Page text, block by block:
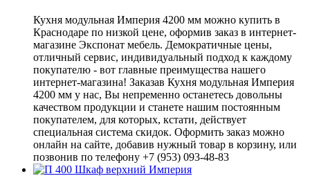
Кухня модульная Империя 4200 мм можно купить в
Краснодаре по низкой цене, оформив заказ в интернет-
магазине Экспонат мебель. Демократичные цены,
отличный сервис, индивидуальный подход к каждому
покупателю - вот главные преимущества нашего
интернет-магазина! Заказав Кухня модульная Империя
4200 мм у нас, Вы непременно останетесь довольны
качеством продукции и станете нашим постоянным
покупателем, для которых, кстати, действует
специальная система скидок. Оформить заказ можно
онлайн на сайте, добавив нужный товар в корзину, или
позвонив по телефону +7 (953) 093-48-83